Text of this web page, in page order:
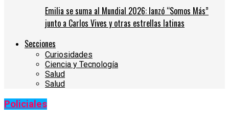
Emilia se suma al Mundial 2026: lanzó “Somos Más”
junto a Carlos Vives y otras estrellas latinas
Secciones
Curiosidades
Ciencia y Tecnología
Salud
Salud
Policiales